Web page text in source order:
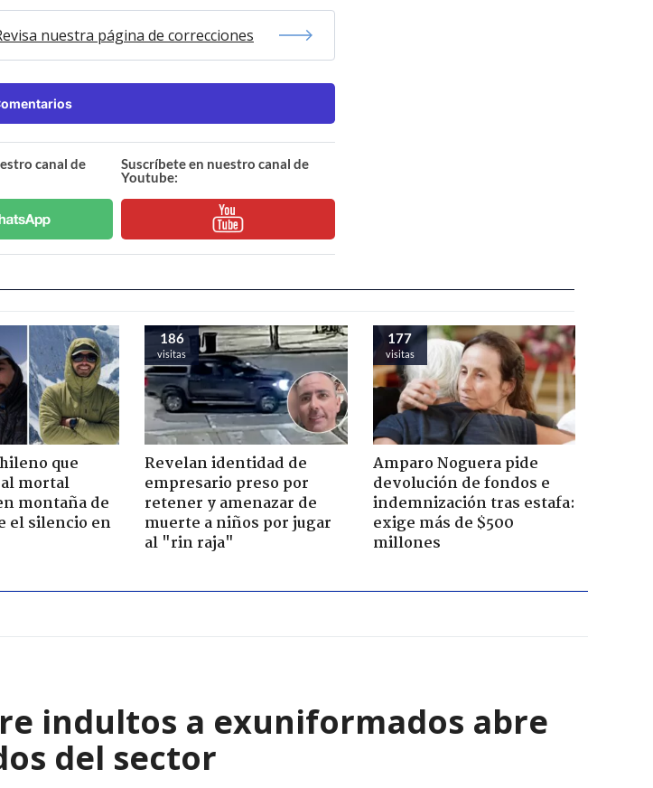
nuestra página de correcciones
canal de
Suscríbete en nuestro canal de
Youtube:
que
mortal
montaña de
el silencio en
186
visitas
Revelan identidad de
empresario preso por
retener y amenazar de
muerte a niños por jugar
al "rin raja"
177
visitas
Amparo Noguera pide
devolución de fondos e
indemnización tras estafa:
exige más de $500
millones
indultos a exuniformados abre
del sector